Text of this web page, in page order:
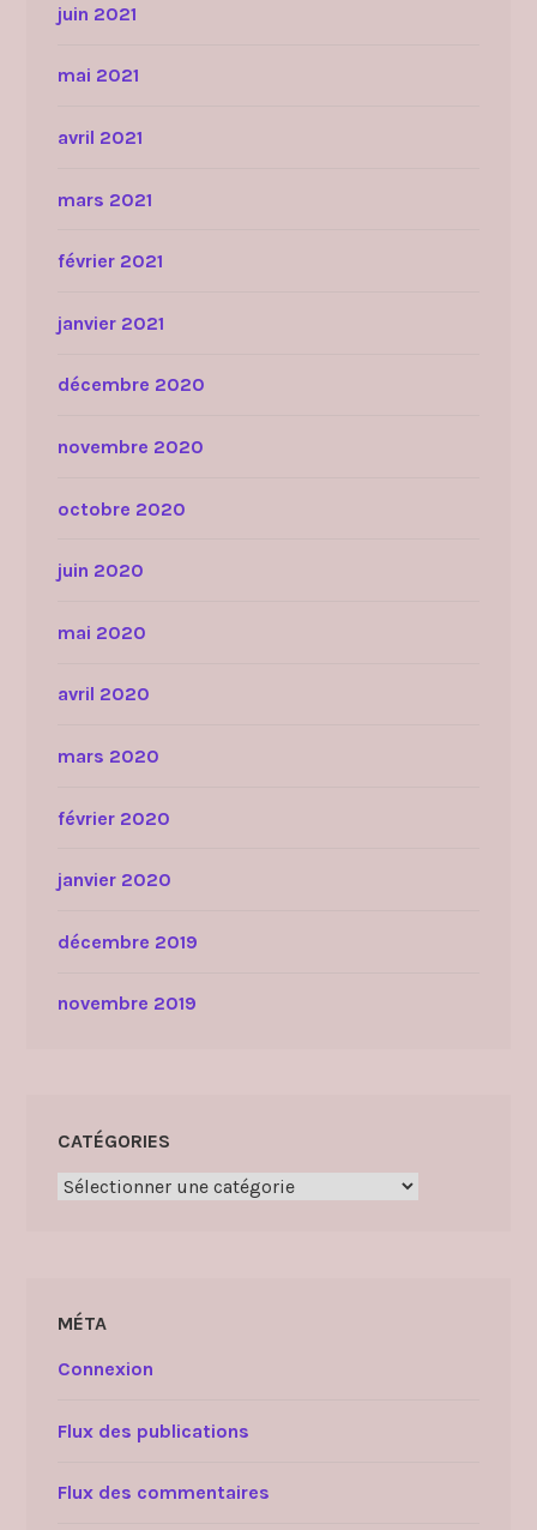
juin 2021
mai 2021
avril 2021
mars 2021
février 2021
janvier 2021
décembre 2020
novembre 2020
octobre 2020
juin 2020
mai 2020
avril 2020
mars 2020
février 2020
janvier 2020
décembre 2019
novembre 2019
CATÉGORIES
Catégories
MÉTA
Connexion
Flux des publications
Flux des commentaires